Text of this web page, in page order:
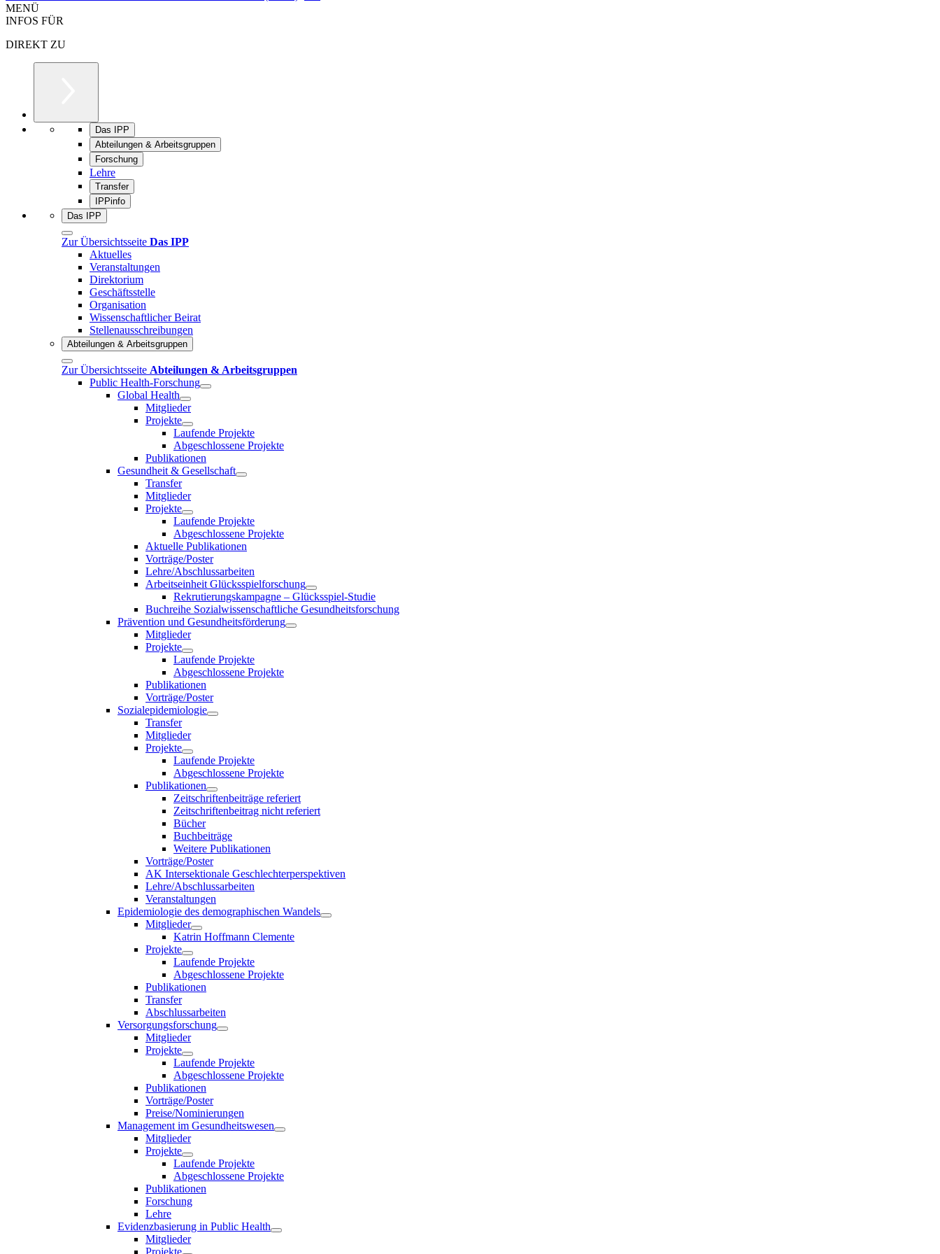
MENÜ
INFOS FÜR
DIREKT ZU
Das IPP
Abteilungen & Arbeitsgruppen
Forschung
Lehre
Transfer
IPPinfo
Das IPP
Zur Übersichtsseite Das IPP
Aktuelles
Veranstaltungen
Direktorium
Geschäftsstelle
Organisation
Wissenschaftlicher Beirat
Stellenausschreibungen
Abteilungen & Arbeitsgruppen
Zur Übersichtsseite Abteilungen & Arbeitsgruppen
Public Health-Forschung
Global Health
Mitglieder
Projekte
Laufende Projekte
Abgeschlossene Projekte
Publikationen
Gesundheit & Gesellschaft
Transfer
Mitglieder
Projekte
Laufende Projekte
Abgeschlossene Projekte
Aktuelle Publikationen
Vorträge/Poster
Lehre/Abschlussarbeiten
Arbeitseinheit Glücksspielforschung
Rekrutierungskampagne – Glücksspiel-Studie
Buchreihe Sozialwissenschaftliche Gesundheitsforschung
Prävention und Gesundheitsförderung
Mitglieder
Projekte
Laufende Projekte
Abgeschlossene Projekte
Publikationen
Vorträge/Poster
Sozialepidemiologie
Transfer
Mitglieder
Projekte
Laufende Projekte
Abgeschlossene Projekte
Publikationen
Zeitschriftenbeiträge referiert
Zeitschriftenbeitrag nicht referiert
Bücher
Buchbeiträge
Weitere Publikationen
Vorträge/Poster
AK Intersektionale Geschlechterperspektiven
Lehre/Abschlussarbeiten
Veranstaltungen
Epidemiologie des demographischen Wandels
Mitglieder
Katrin Hoffmann Clemente
Projekte
Laufende Projekte
Abgeschlossene Projekte
Publikationen
Transfer
Abschlussarbeiten
Versorgungsforschung
Mitglieder
Projekte
Laufende Projekte
Abgeschlossene Projekte
Publikationen
Vorträge/Poster
Preise/Nominierungen
Management im Gesundheitswesen
Mitglieder
Projekte
Laufende Projekte
Abgeschlossene Projekte
Publikationen
Forschung
Lehre
Evidenzbasierung in Public Health
Mitglieder
Projekte